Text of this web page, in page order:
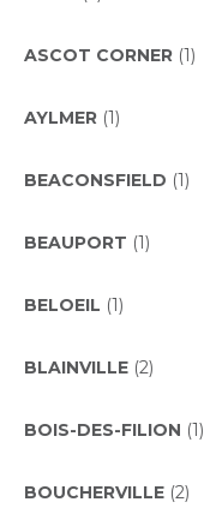
ASCOT CORNER (1)
AYLMER (1)
BEACONSFIELD (1)
BEAUPORT (1)
BELOEIL (1)
BLAINVILLE (2)
BOIS-DES-FILION (1)
BOUCHERVILLE (2)